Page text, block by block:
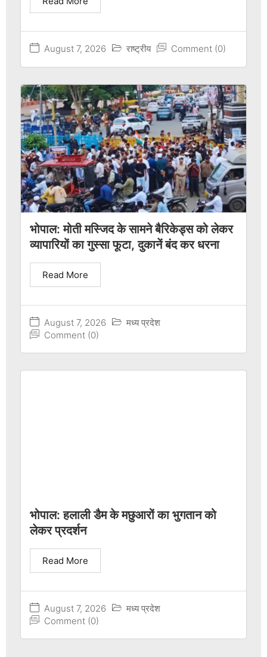
August 7, 2026 राष्ट्रीय Comment (0)
भोपाल: मोती मस्जिद के सामने बैरिकेड्स को लेकर
व्यापारियों का गुस्सा फूटा, दुकानें बंद कर धरना
August 7, 2026
मध्य प्रदेश
Comment (0)
Read More
भोपाल: हलाली डैम के मछुआरों का भुगतान को
लेकर प्रदर्शन
August 7, 2026
मध्य प्रदेश
Comment (0)
Read More